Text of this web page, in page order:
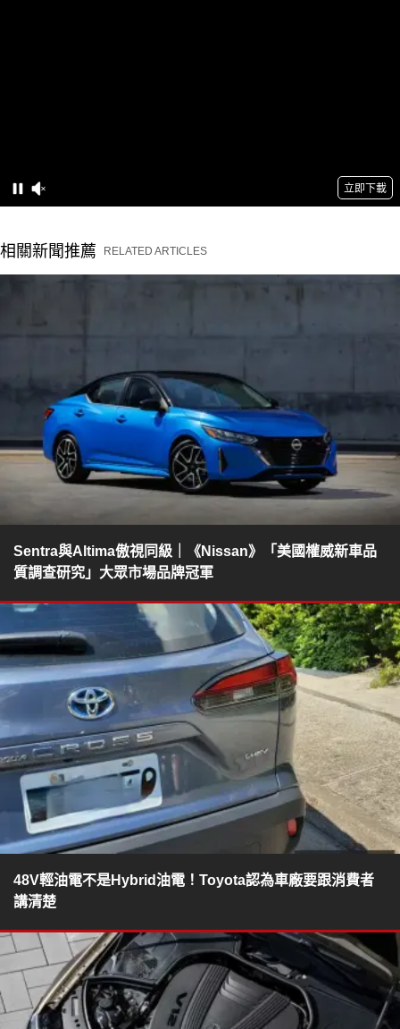
相關新聞推薦 RELATED ARTICLES
Sentra與Altima傲視同級｜《Nissan》「美國權威新車品
質調查研究」大眾市場品牌冠軍
48V輕油電不是Hybrid油電！Toyota認為車廠要跟消費者
講清楚